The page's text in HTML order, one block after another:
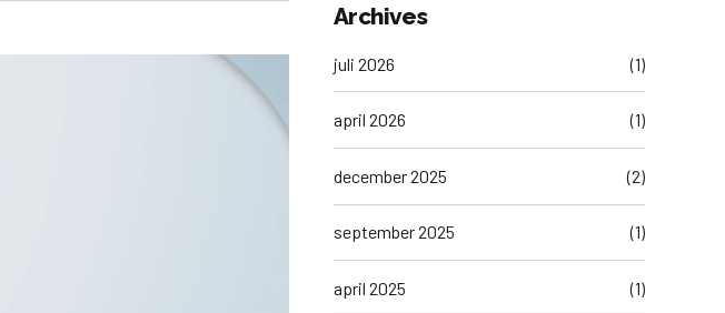
Archives
juli 2026 (1)
april 2026 (1)
december 2025 (2)
september 2025 (1)
april 2025 (1)